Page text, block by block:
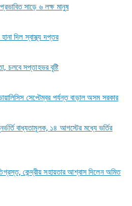
সাড়ে ৬ লক্ষ মানুষ
দিল স্বাস্থ্য দপ্তর
চলবে সপ্তাহভর বৃষ্টি
সেপ্টেম্বর পর্যন্ত বাড়াল অসম সরকার
বাধ্যতামূলক, ১৪ আগস্টের মধ্যে ভর্তির
কেন্দ্রীয় সহায়তার আশ্বাস দিলেন অমিত